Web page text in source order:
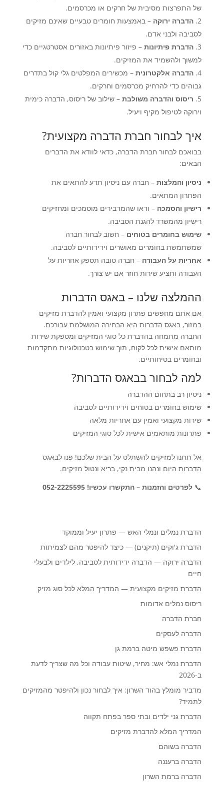
של התפרצות מסיבית של חרקים או מכרסמים.
הדברה ירוקה – באמצעות חומרים טבעיים שאינם מזיקים
לסביבה ולבני אדם.
הדברת פיתיונות– פיזור פיתיונות באזורים אסטרטגיים כדי
למשוך ולהשמיד את המזיקים.
הדברה אלקטרונית– מכשירים המפלטים גלי קול בתדרים
גבוהים כדי להרחיק מכרסמים וחרקים.
ריסוס והדברה משולבת– שילוב של ריסוס, הדברה כימית
וירוקה לטיפול מקיף ויעיל.
איך לבחור חברת הדברה מקצועית?
בבואכם לבחור חברת הדברה, כדאי לוודא את הדברים
הבאים:
ניסיון והמלצות– חברה עם ניסיון תדע להתאים את
הפתרון המתאים.
רישיון והסמכה – ודאו שהמדבירים מוסמכים ומחזיקים
רישיון מהמשרד להגנת הסביבה.
שימוש בחומרים בטוחים – חשוב לבחור חברה
שמשתמשת בחומרים מאושרים וידידותיים לסביבה.
אחריות על העבודה – חברה טובה תספק אחריות על
העבודה ותציע שירות חוזר אם יש צורך.
ההמלצה שלנו – באגס הדברות
אם אתם מחפשים פתרון מקצועי ואמין להדברת מזיקים
במזור, באגס הדברות היא הבחירה המושלמת עבורכם.
החברה מתמחה בהדברת כל סוגי המזיקים ומספקת שירות
מותאם אישית לכל לקוח, תוך שימוש בטכנולוגיות מתקדמות
ובחומרים בטיחותיים.
למה לבחור בבאגס הדברות?
ניסיון רב בתחום ההדברה
שימוש בחומרים בטוחים וידידותיים לסביבה
שירות מקצועי ואמין עם אחריות מלאה
פתרונות מותאמים אישית לכל סוגי המזיקים
אל תתנו למזיקים להשתלט על הבית שלכם! פנו לבאגס
הדברות היום ונהנו מבית נקי, בריא ונטול מזיקים.
📞 לפרטים והזמנות – התקשרו עכשיו! 052-2225595
הדברת נמלים ונמלי האש — פתרון יעיל וממוקד
הדברת ג'וקים (תיקנים) — כיצד להיפטר מהם לצמיתות
הדברה ירוקה — הדברה ידידותית לסביבה, לילדים ולבעלי
חיים
הדברת מזיקים מקצועית — המדריך המלא לכל סוג מזיק
ריסוס נמלים אדומות
חברת הדברה
הדברה לעסקים
הדברת פשפש מיטה ברמת גן
הדברת נמלי אש: מחיר, שיטות עבודה וכל מה שצריך לדעת
ב-2026
מדביר מומלץ בהוד השרון: איך לבחור נכון ולהיפטר מהמזיקים
לתמיד?
הדברת גני ילדים ובתי ספר בפתח תקווה
המדריך המלא להדברת מזיקים
הדברה בשוהם
הדברה ברעננה
הדברה ברמת השרון